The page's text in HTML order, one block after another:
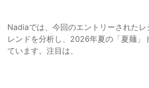
Nadiaでは、今回のエントリーされたレ
レンドを分析し、2026年夏の「夏麺」
ています。注目は、